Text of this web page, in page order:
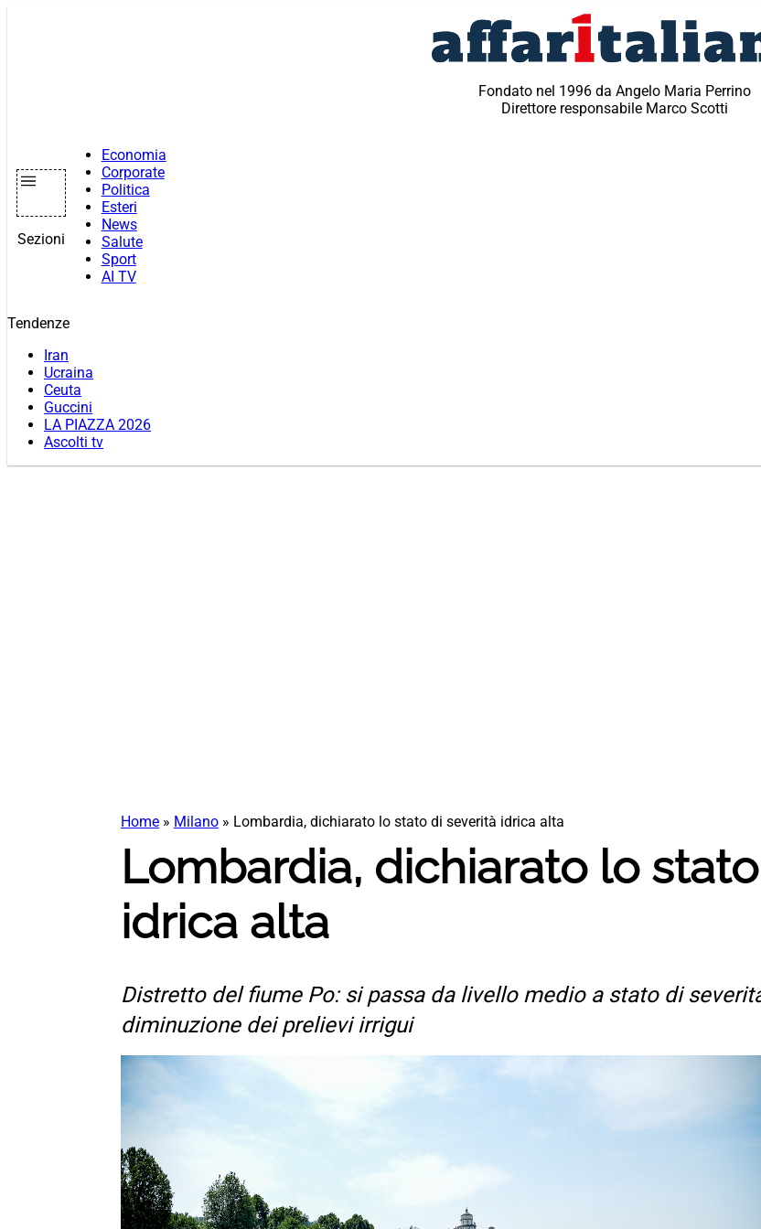
Fondato nel 1996 da Angelo Maria Perrino
Direttore responsabile Marco Scotti
Sezioni
Economia
Corporate
Politica
Esteri
News
Salute
Sport
AI TV
Tendenze
Iran
Ucraina
Ceuta
Guccini
LA PIAZZA 2026
Ascolti tv
Home » Milano » Lombardia, dichiarato lo stato di severità idrica alta
Lombardia, dichiarato lo
idrica alta
Distretto del fiume Po: si passa da livello medio a stato di
diminuzione dei prelievi irrigui